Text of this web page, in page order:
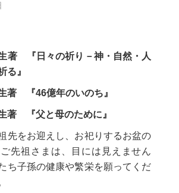
著 『日々の祈り－神・自然・人
る』
著 『46億年のいのち』
著 『父と母のために』
先をお迎えし、お祀りするお盆の
先祖さまは、目には見えません
ち子孫の健康や繁栄を願ってくだ